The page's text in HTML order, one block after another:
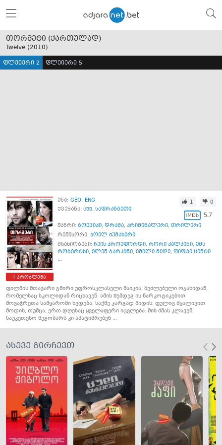
თორმეტი (ქართულად)
Twelve (2010)
ფლეიერი 2 ფლეიერი 5
პრობლემა
ენა: GEO ENG
ქვეყანა: აშშ, საფრანგეთი
1 0
5.7
ჟანრი: ბოევიკი, დრამა, კრიმინალური, თრილერი
რეჟისორი: ჯოელ შუმახერი
მსახიობები: ჩეის კროუფორდი, რორი კალკინი, ემა
რობერტსი, ელენ ბარკინი, ემილი მიდე, ფიფტი ცენტი
...
ფილმის მთავარი გმირი უფროსკლასელი მაიკია, შეძლებული ოჯახიდან,
რომელსაც სკოლიდან რიცხავენ. ამის შემდეგ ის ნარკოტიკებით
მოვაჭრეთა სამყაროში ხვდება. საქმე კარგად მიდის, ფულიც წყალივით
მოდის, თუმცა, ერთ დღესაც ყველაფერი იცვლება: მის ძმას კლავენ,
საუკეთესო მეგობარს კი აპატიმრებენ ...
ასევე გირჩევთ